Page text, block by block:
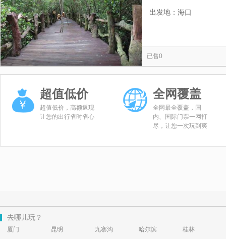
门接送，方便快
出发地：海口
已售0
超值低价
超值低价，高额返现
让您的出行省时省心
全网覆盖
全网最全覆盖，国
内、国际门票一网打
尽，让您一次玩到爽
去哪儿玩？
厦门 昆明 九寨沟 哈尔滨 桂林